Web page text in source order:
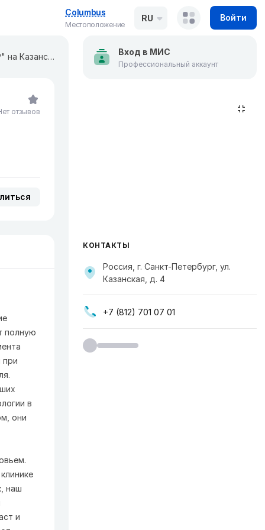
Columbus
Местоположение
RU Войти
Центр лазерной и эстетической медицины "ЛАЗЕРНЫЙ ДОКТОР" на Казанской
отзывов
полную
при
в
они
наш
и
Вход в МИС
Профессиональный аккаунт
КОНТАКТЫ
Россия, г. Санкт-Петербург, ул.
Казанская, д. 4
+7 (812) 701 07 01